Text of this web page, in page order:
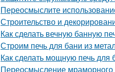
Переосмыслите
Строительство и
Как сделать вечную банную
Строим печь для бани из
Как сделать мощную печь для
Переосмысление мраморного